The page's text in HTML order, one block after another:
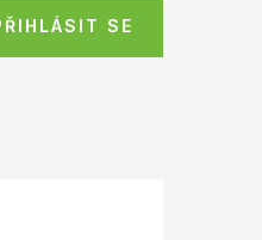
SE